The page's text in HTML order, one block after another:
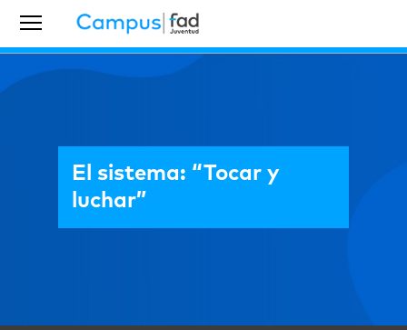
El sistema: “Tocar y
luchar”